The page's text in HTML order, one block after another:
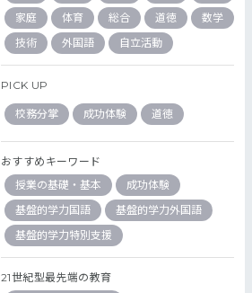
家庭
体育 総合 道徳
数学
技術
外国語 自立活動
PICK UP
校務分掌 成功体験 道徳
おすすめキーワード
授業の基礎・基本
成功体験
基盤的学力国語
基盤的学力外国語
基盤的学力特別支援
21世紀型最先端の教育